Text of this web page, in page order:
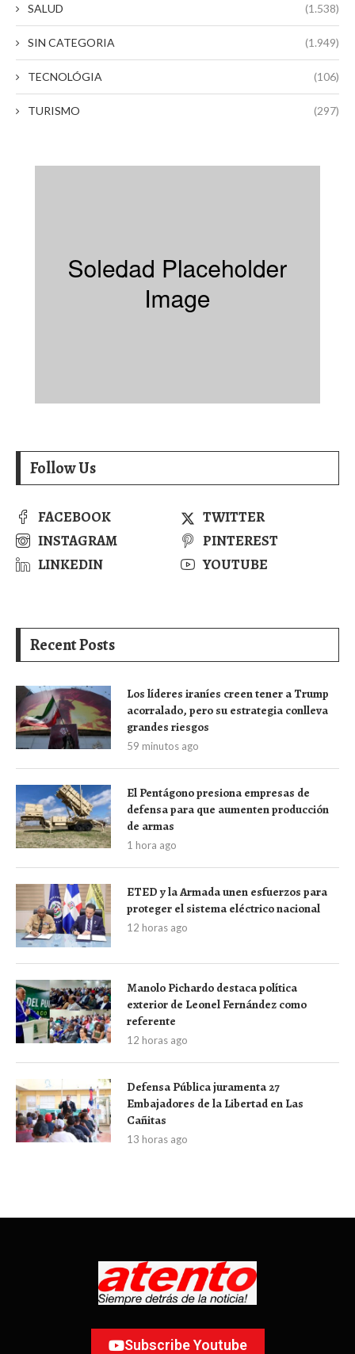
SALUD (1.538)
SIN CATEGORIA (1.949)
TECNOLÓGIA (106)
TURISMO (297)
Follow Us
FACEBOOK
TWITTER
INSTAGRAM
PINTEREST
LINKEDIN
YOUTUBE
Recent Posts
Los líderes iraníes creen tener a Trump
acorralado, pero su estrategia conlleva
grandes riesgos
59 minutos ago
El Pentágono presiona empresas de
defensa para que aumenten producción
de armas
1 hora ago
ETED y la Armada unen esfuerzos para
proteger el sistema eléctrico nacional
12 horas ago
Manolo Pichardo destaca política
exterior de Leonel Fernández como
referente
12 horas ago
Defensa Pública juramenta 27
Embajadores de la Libertad en Las
Cañitas
13 horas ago
Subscribe Youtube